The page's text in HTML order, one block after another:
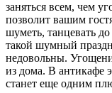
заняться всем, чем
позволит вашим
шуметь, танцевать до
такой шумный
недовольны.
из дома. В антикафе
станет еще одним